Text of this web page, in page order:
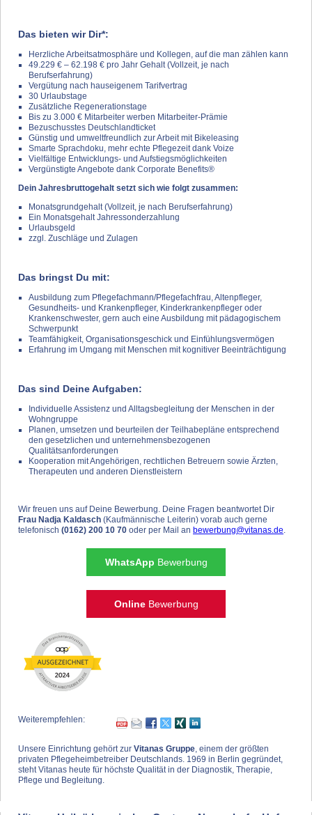
Das bieten wir Dir*:
Herzliche Arbeitsatmosphäre und Kollegen, auf die man zählen kann
49.229 € – 62.198 € pro Jahr Gehalt (Vollzeit, je nach
Berufserfahrung)
Vergütung nach hauseigenem Tarifvertrag
30 Urlaubstage
Zusätzliche Regenerationstage
Bis zu 3.000 € Mitarbeiter werben Mitarbeiter-Prämie
Bezuschusstes Deutschlandticket
Günstig und umweltfreundlich zur Arbeit mit Bikeleasing
Smarte Sprachdoku, mehr echte Pflegezeit dank Voize
Vielfältige Entwicklungs- und Aufstiegsmöglichkeiten
Vergünstigte Angebote dank Corporate Benefits®
Dein Jahresbruttogehalt setzt sich wie folgt zusammen:
Monatsgrundgehalt (Vollzeit, je nach Berufserfahrung)
Ein Monatsgehalt Jahressonderzahlung
Urlaubsgeld
zzgl. Zuschläge und Zulagen
Das bringst Du mit:
Ausbildung zum Pflegefachmann/Pflegefachfrau, Altenpfleger,
Gesundheits- und Krankenpfleger, Kinderkrankenpfleger oder
Krankenschwester, gern auch eine Ausbildung mit pädagogischem
Schwerpunkt
Teamfähigkeit, Organisationsgeschick und Einfühlungsvermögen
Erfahrung im Umgang mit Menschen mit kognitiver Beeinträchtigung
Das sind Deine Aufgaben:
Individuelle Assistenz und Alltagsbegleitung der Menschen in der
Wohngruppe
Planen, umsetzen und beurteilen der Teilhabepläne entsprechend
den gesetzlichen und unternehmensbezogenen
Qualitätsanforderungen
Kooperation mit Angehörigen, rechtlichen Betreuern sowie Ärzten,
Therapeuten und anderen Dienstleistern
Wir freuen uns auf Deine Bewerbung. Deine Fragen beantwortet Dir
Frau Nadja Kaldasch (Kaufmännische Leiterin) vorab auch gerne
telefonisch (0162) 200 10 70 oder per Mail an bewerbung@vitanas.de.
WhatsApp Bewerbung
OnlineBewerbung
Weiterempfehlen:
Unsere Einrichtung gehört zur Vitanas Gruppe, einem der größten
privaten Pflegeheimbetreiber Deutschlands. 1969 in Berlin gegründet,
steht Vitanas heute für höchste Qualität in der Diagnostik, Therapie,
Pflege und Begleitung.